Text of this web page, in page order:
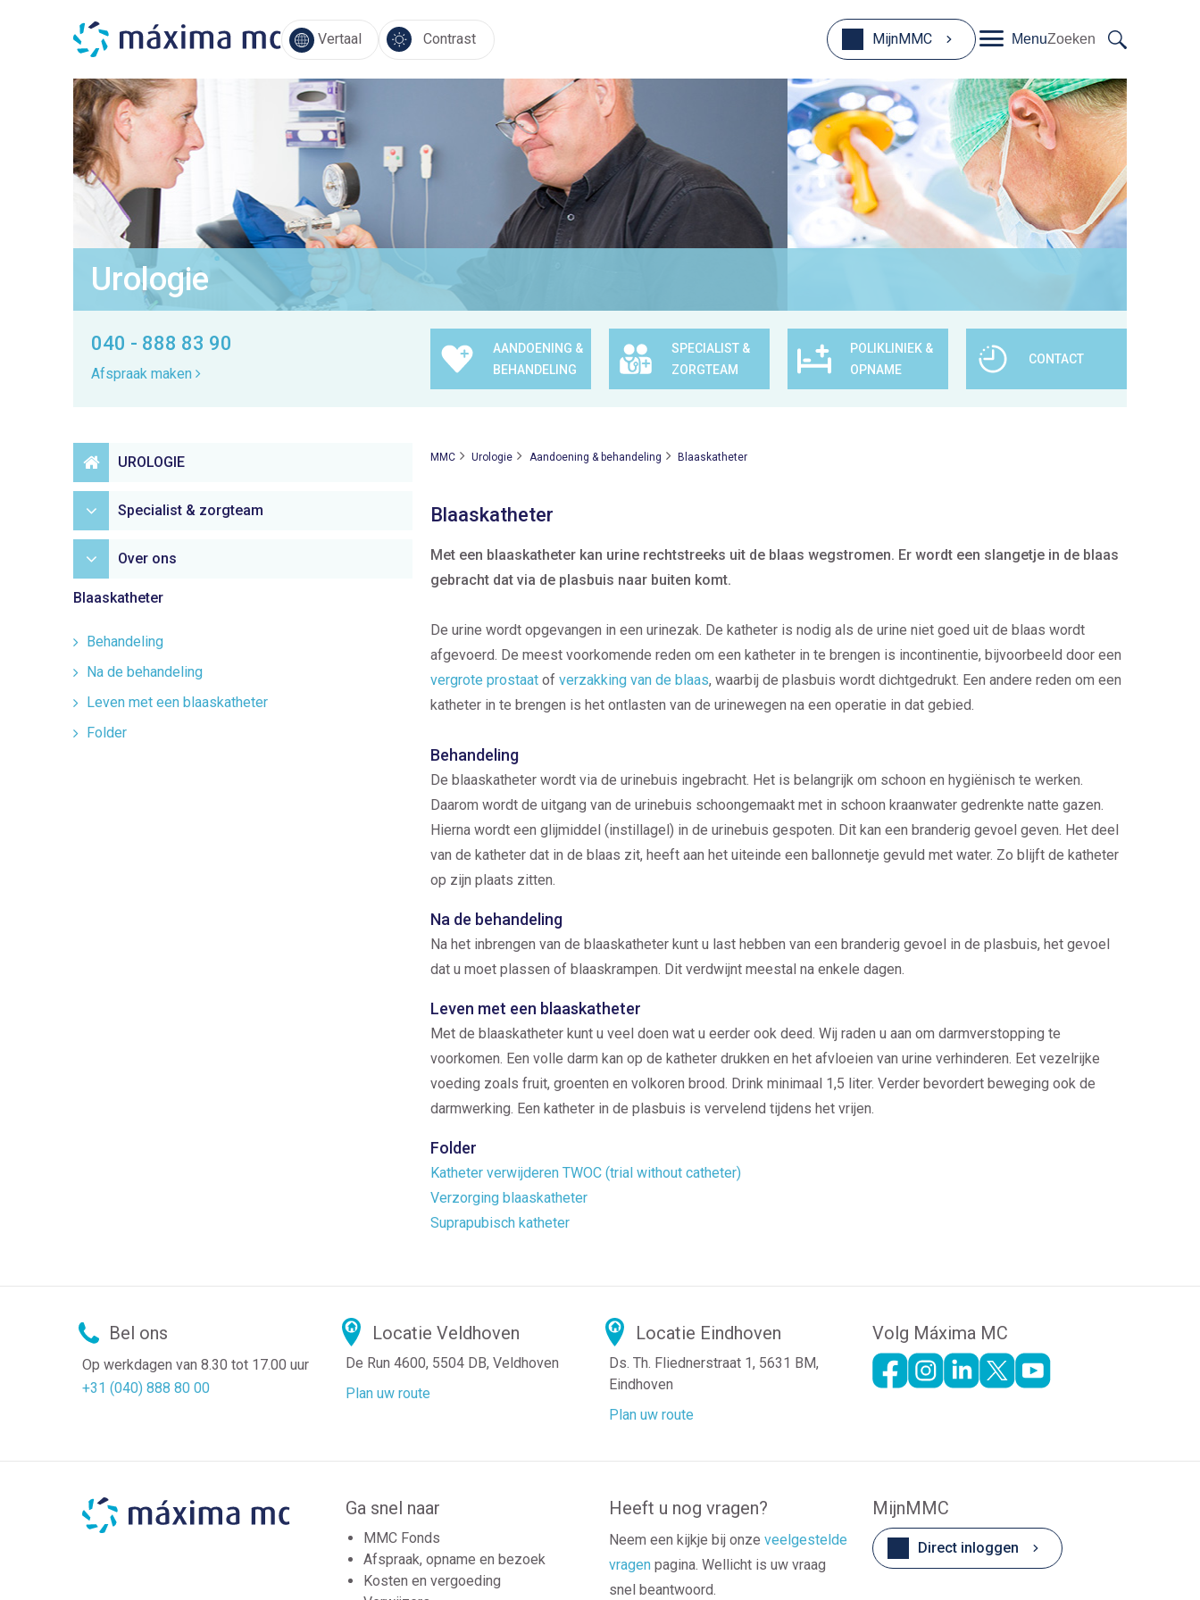
Vertaal Contrast MijnMMC MenuZoeken
Urologie
040 - 888 83 90
Afspraak maken
AANDOENING &
BEHANDELING
SPECIALIST &
ZORGTEAM
POLIKLINIEK &
OPNAME
CONTACT
UROLOGIE
Specialist & zorgteam
Over ons
Blaaskatheter
Behandeling
Na de behandeling
Leven met een blaaskatheter
Folder
MMC Urologie Aandoening & behandeling Blaaskatheter
Blaaskatheter
Met een blaaskatheter kan urine rechtstreeks uit de blaas wegstromen. Er wordt een slangetje in de blaas
gebracht dat via de plasbuis naar buiten komt.
De urine wordt opgevangen in een urinezak. De katheter is nodig als de urine niet goed uit de blaas wordt
afgevoerd. De meest voorkomende reden om een katheter in te brengen is incontinentie, bijvoorbeeld door een
vergrote prostaat of verzakking van de blaas, waarbij de plasbuis wordt dichtgedrukt. Een andere reden om een
katheter in te brengen is het ontlasten van de urinewegen na een operatie in dat gebied.
Behandeling
De blaaskatheter wordt via de urinebuis ingebracht. Het is belangrijk om schoon en hygiënisch te werken.
Daarom wordt de uitgang van de urinebuis schoongemaakt met in schoon kraanwater gedrenkte natte gazen.
Hierna wordt een glijmiddel (instillagel) in de urinebuis gespoten. Dit kan een branderig gevoel geven. Het deel
van de katheter dat in de blaas zit, heeft aan het uiteinde een ballonnetje gevuld met water. Zo blijft de katheter
op zijn plaats zitten.
Na de behandeling
Na het inbrengen van de blaaskatheter kunt u last hebben van een branderig gevoel in de plasbuis, het gevoel
dat u moet plassen of blaaskrampen. Dit verdwijnt meestal na enkele dagen.
Leven met een blaaskatheter
Met de blaaskatheter kunt u veel doen wat u eerder ook deed. Wij raden u aan om darmverstopping te
voorkomen. Een volle darm kan op de katheter drukken en het afvloeien van urine verhinderen. Eet vezelrijke
voeding zoals fruit, groenten en volkoren brood. Drink minimaal 1,5 liter. Verder bevordert beweging ook de
darmwerking. Een katheter in de plasbuis is vervelend tijdens het vrijen.
Folder
Katheter verwijderen TWOC (trial without catheter)
Verzorging blaaskatheter
Suprapubisch katheter
Bel ons
Op werkdagen van 8.30 tot 17.00 uur
+31 (040) 888 80 00
Locatie Veldhoven
De Run 4600, 5504 DB, Veldhoven
Plan uw route
Locatie Eindhoven
Ds. Th. Fliednerstraat 1, 5631 BM,
Eindhoven
Plan uw route
Volg Máxima MC
Ga snel naar
MMC Fonds
Afspraak, opname en bezoek
Kosten en vergoeding
Heeft u nog vragen?
Neem een kijkje bij onze veelgestelde
vragen pagina. Wellicht is uw vraag
snel beantwoord.
MijnMMC
Direct inloggen